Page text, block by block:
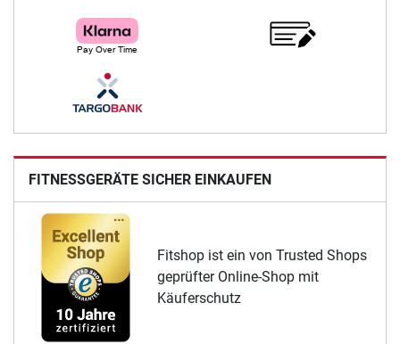
FITNESSGERÄTE SICHER EINKAUFEN
Fitshop ist ein von Trusted Shops
geprüfter Online-Shop mit
Käuferschutz